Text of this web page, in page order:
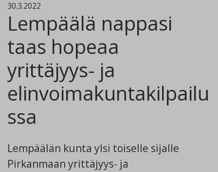
30.3.2022
Lempäälä nappasi
taas hopeaa
yrittäjyys- ja
elinvoimakuntakilpailu
ssa
Lempäälän kunta ylsi toiselle sijalle
Pirkanmaan yrittäjyys- ja